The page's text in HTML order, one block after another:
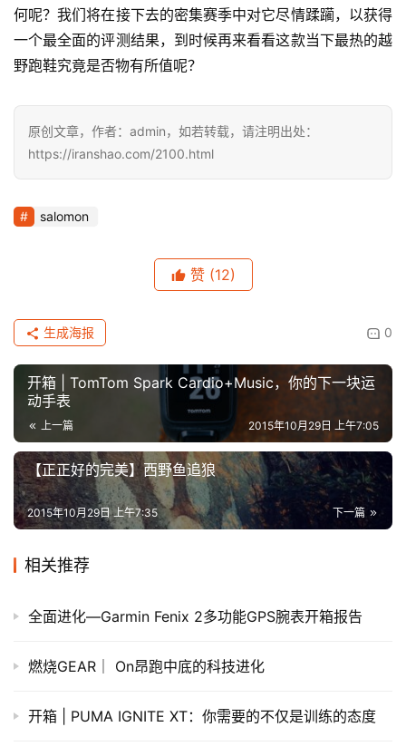
何呢？我们将在接下去的密集赛季中对它尽情蹂躏，以获得
一个最全面的评测结果，到时候再来看看这款当下最热的越
野跑鞋究竟是否物有所值呢？
原创文章，作者：admin，如若转载，请注明出处：
https://iranshao.com/2100.html
salomon
赞 (12)
0
生成海报
开箱 | TomTom Spark Cardio+Music，你的下一块运
动手表
上一篇 2015年10月29日 上午7:05
【正正好的完美】西野鱼追狼
下一篇
2015年10月29日 上午7:35
相关推荐
全面进化—Garmin Fenix 2多功能GPS腕表开箱报告
燃烧GEAR｜ On昂跑中底的科技进化
开箱 | PUMA IGNITE XT：你需要的不仅是训练的态度